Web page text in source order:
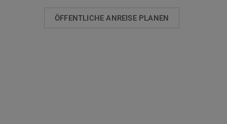
ÖFFENTLICHE ANREISE PLANEN